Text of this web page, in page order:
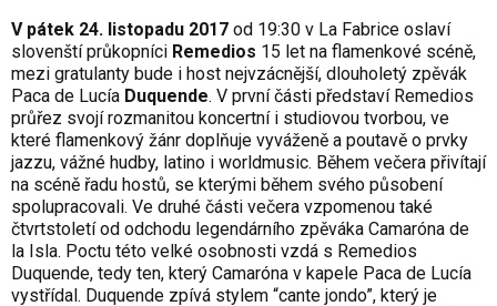
V pátek 24. listopadu 2017 od 19:30 v La Fabrice oslaví
slovenští průkopníci Remedios 15 let na flamenkové scéně,
mezi gratulanty bude i host nejvzácnější, dlouholetý zpěvák
Paca de Lucía Duquende. V první části představí Remedios
průřez svojí rozmanitou koncertní i studiovou tvorbou, ve
které flamenkový žánr doplňuje vyváženě a poutavě o prvky
jazzu, vážné hudby, latino i worldmusic. Během večera přivítají
na scéně řadu hostů, se kterými během svého působení
spolupracovali. Ve druhé části večera vzpomenou také
čtvrtstoletí od odchodu legendárního zpěváka Camaróna de
la Isla. Poctu této velké osobnosti vzdá s Remedios
Duquende, tedy ten, který Camaróna v kapele Paca de Lucía
vystřídal. Duquende zpívá stylem “cante jondo”, který je